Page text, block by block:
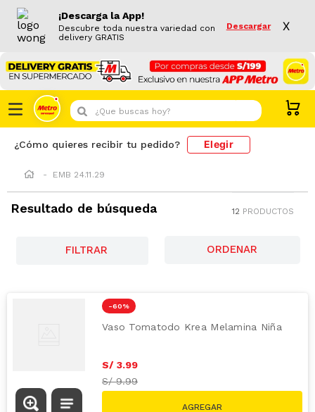
¡Descarga la App!
Descubre toda nuestra variedad con
delivery GRATIS
Descargar X
¿Que buscas hoy?
¿Cómo quieres recibir tu pedido? Elegir
EMB 24.11.29
Resultado de búsqueda 12 PRODUCTOS
FILTRAR
-60 %
Vaso Tomatodo Krea Melamina Niña
S/ 3.99
S/9.99